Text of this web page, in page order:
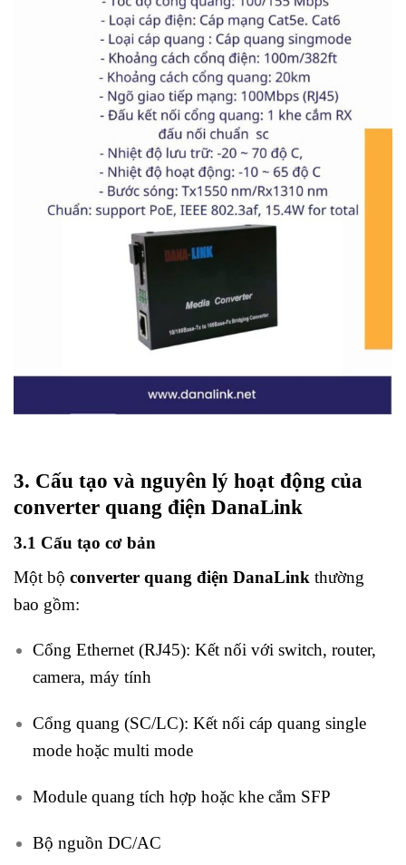
3. Cấu tạo và nguyên lý hoạt động của
converter quang điện DanaLink
3.1 Cấu tạo cơ bản
Một bộ converter quang điện DanaLink thường
bao gồm:
Cổng Ethernet (RJ45): Kết nối với switch, router,
camera, máy tính
Cổng quang (SC/LC): Kết nối cáp quang single
mode hoặc multi mode
Module quang tích hợp hoặc khe cắm SFP
Bộ nguồn DC/AC